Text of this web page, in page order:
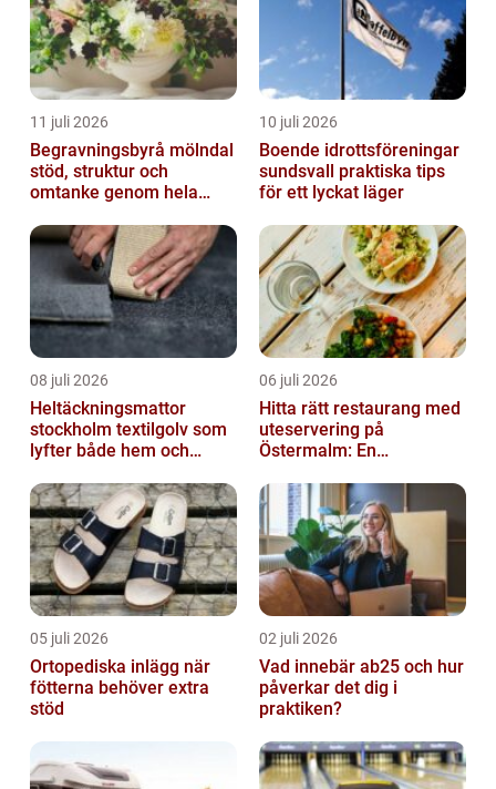
11 juli 2026
Begravningsbyrå mölndal
stöd, struktur och
omtanke genom hela
10 juli 2026
Boende idrottsföreningar
sundsvall praktiska tips
för ett lyckat läger
08 juli 2026
Heltäckningsmattor
stockholm textilgolv som
lyfter både hem och
06 juli 2026
Hitta rätt restaurang med
uteservering på
Östermalm: En
i solen
05 juli 2026
Ortopediska inlägg när
fötterna behöver extra
stöd
02 juli 2026
Vad innebär ab25 och hur
påverkar det dig i
praktiken?